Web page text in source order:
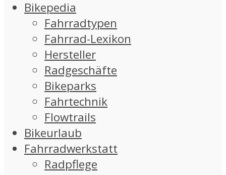
Bikepedia
Fahrradtypen
Fahrrad-Lexikon
Hersteller
Radgeschäfte
Bikeparks
Fahrtechnik
Flowtrails
Bikeurlaub
Fahrradwerkstatt
Radpflege